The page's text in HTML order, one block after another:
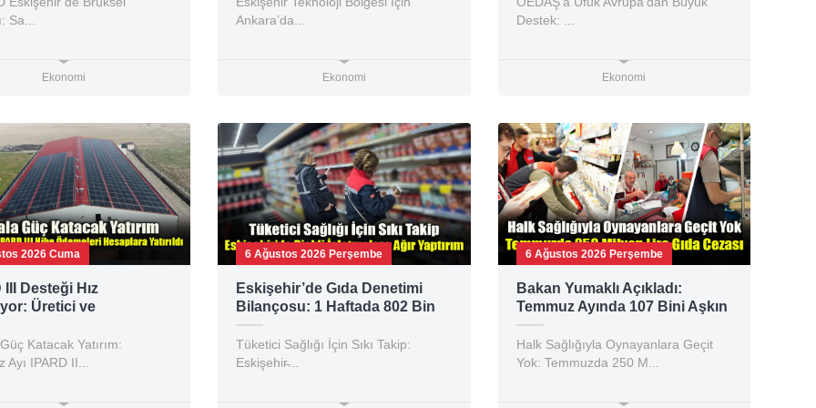
Sa...
Ekonomi
Ankara’da...
Ekonomi
Destek: ...
Ekonomi
2026 Cuma
III Desteği Hız
Üretici ve
Dev Kaynak
Katacak Yatırım:
Ayı IPARD II...
6 Ağustos 2026 Perşembe
Eskişehir’de Gıda Denetimi
Bilançosu: 1 Haftada 802 Bin
TL Ceza!
Tüketici Sağlığı İçin Sıkı Takip:
Eskişehir̵...
6 Ağustos 2026 Perşembe
Bakan Yumaklı Açıkladı:
Temmuz Ayında 107 Bini Aşkın
Gıda Denetimi Yapıldı
Halk Sağlığıyla Oynayanlara Geçit
Yok: Temmuzda 250 M...